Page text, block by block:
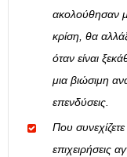
ακολούθησαν
κρίση, θα
όταν είναι
μια βιώσιμη
επενδύσεις.
Που συνεχίζετε
επιχειρήσεις